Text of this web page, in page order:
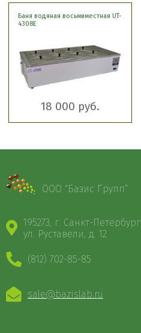
Баня водяная восьмиместная UT-
4308E
18 000 руб.
ООО “Базис Групп”
195273, г. Санкт-Петербург,
ул. Руставели, д. 12
(812) 702-85-85
sale@bazislab.ru